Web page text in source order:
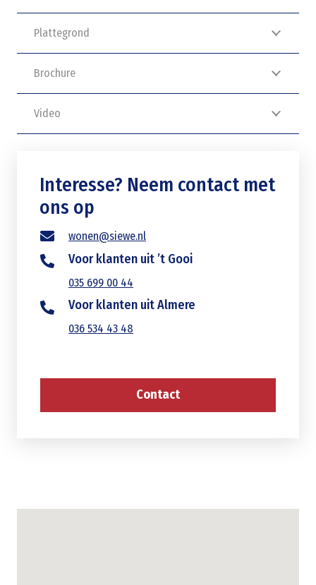
Plattegrond
Brochure
Video
Interesse? Neem contact met
ons op
wonen@siewe.nl
Voor klanten uit ’t Gooi
035 699 00 44
Voor klanten uit Almere
036 534 43 48
Contact